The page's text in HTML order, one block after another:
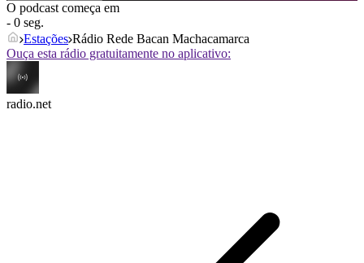
O podcast começa em
- 0 seg.
Estações Rádio Rede Bacan Machacamarca
Ouça esta rádio gratuitamente no aplicativo:
radio.net